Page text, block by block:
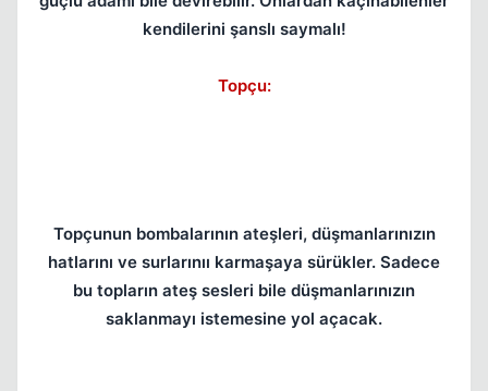
kendilerini şanslı saymalı!
Topçu:
Topçunun bombalarının ateşleri, düşmanlarınızın
hatlarını ve surlarınıı karmaşaya sürükler. Sadece
bu topların ateş sesleri bile düşmanlarınızın
saklanmayı istemesine yol açacak.